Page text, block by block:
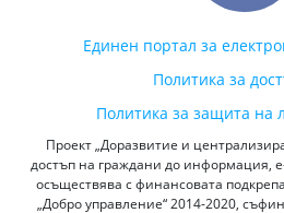
Единен портал за
Политика за
Политика за защита на
Проект „Доразвитие и
достъп на граждани до информация,
осъществява с финансовата
„Добро управление“ 2014-2020,